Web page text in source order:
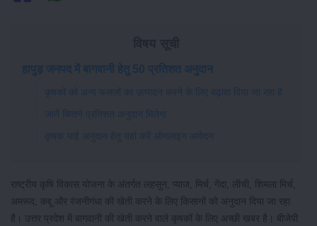
हापुड़ जनपद में बागवानी हेतु 50 प्रतिशत अनुदान
कृषकों को अन्य फसलों का उत्पादन करने के लिए बढ़ावा दिया जा रहा है
जानें कितने प्रतिशत अनुदान मिलेगा
कृषक भाई अनुदान हेतु यहां करें ऑनलाइन आवेदन
राष्ट्रीय कृषि विकास योजना के अंतर्गत लहसुन, प्याज, मिर्च, गेंदा, लीची, शिमला मिर्च,
अमरूद, कद्दू और रंजनीगंधा की खेती करने के लिए किसानों को अनुदान दिया जा रहा
है। उत्तर प्रदेश में बागवानी की खेती करने वाले कृषकों के लिए अच्छी खबर है। बीजेपी